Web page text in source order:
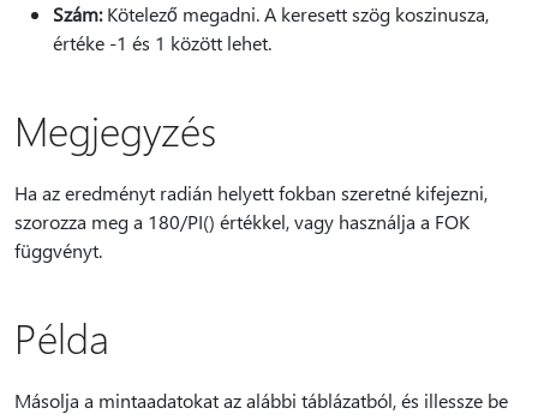
Szám:Kötelező megadni. A keresett szög koszinusza,
értéke -1 és 1 között lehet.
Megjegyzés
Ha az eredményt radián helyett fokban szeretné kifejezni,
szorozza meg a 180/PI() értékkel, vagy használja a FOK
függvényt.
Példa
Másolja a mintaadatokat az alábbi táblázatból, és illessze be